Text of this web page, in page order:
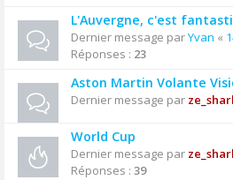
L'Auvergne, c'est
Dernier message parYvan «
Réponses : 23
Aston Martin Volante
Dernier message par
World Cup
Dernier message par
Réponses : 39